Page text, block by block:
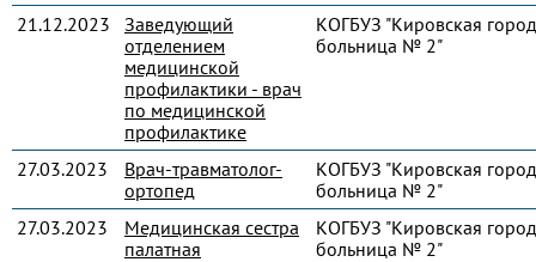
21.12.2023
Заведующий
отделением
медицинской
профилактики - врач
по медицинской
профилактике
КОГБУЗ "Кировская
больница № 2"
27.03.2023
Врач-травматолог-
ортопед
КОГБУЗ "Кировская
больница № 2"
27.03.2023
Медицинская сестра
палатная
КОГБУЗ "Кировская
больница № 2"